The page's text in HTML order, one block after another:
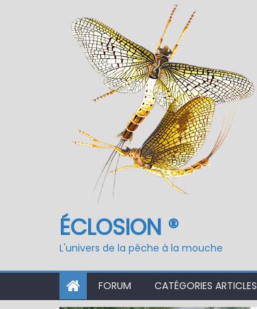
ÉCLOSION ®
L'univers de la pêche à la mouche
FORUM CATÉGORIES ARTICLES